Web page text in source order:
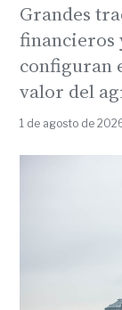
Grandes
financieros
configuran
valor del
1 de agosto de